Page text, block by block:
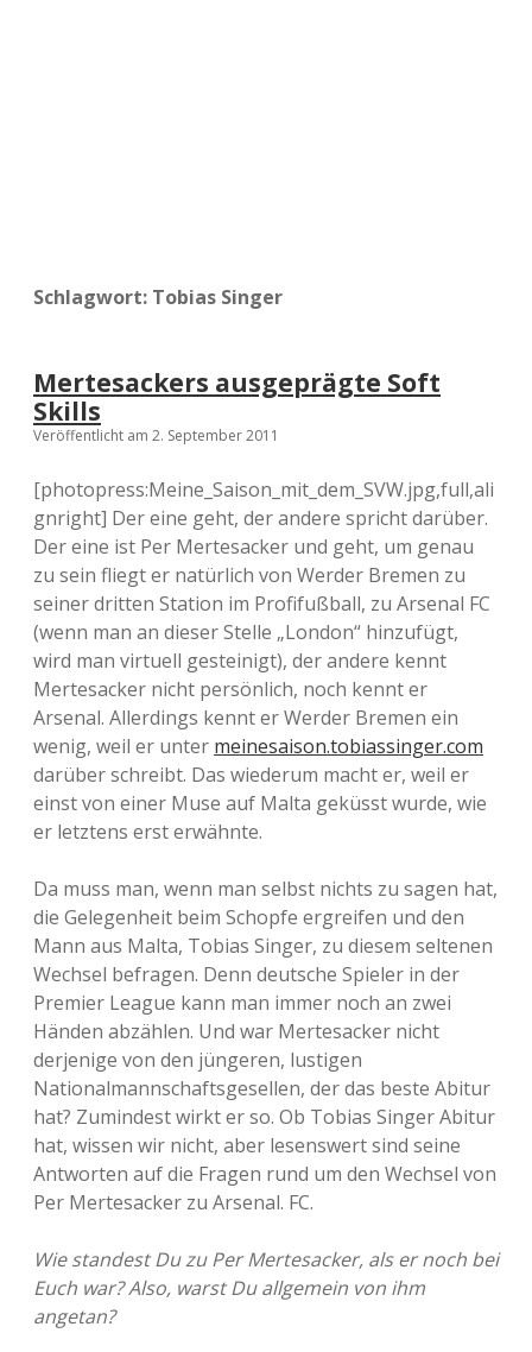
Schlagwort: Tobias Singer
Mertesackers ausgeprägte Soft
Skills
Veröffentlicht am 2. September 2011
[photopress:Meine_Saison_mit_dem_SVW.jpg,full,ali
gnright] Der eine geht, der andere spricht darüber.
Der eine ist Per Mertesacker und geht, um genau
zu sein fliegt er natürlich von Werder Bremen zu
seiner dritten Station im Profifußball, zu Arsenal FC
(wenn man an dieser Stelle „London“ hinzufügt,
wird man virtuell gesteinigt), der andere kennt
Mertesacker nicht persönlich, noch kennt er
Arsenal. Allerdings kennt er Werder Bremen ein
wenig, weil er unter meinesaison.tobiassinger.com
darüber schreibt. Das wiederum macht er, weil er
einst von einer Muse auf Malta geküsst wurde, wie
er letztens erst erwähnte.
Da muss man, wenn man selbst nichts zu sagen hat,
die Gelegenheit beim Schopfe ergreifen und den
Mann aus Malta, Tobias Singer, zu diesem seltenen
Wechsel befragen. Denn deutsche Spieler in der
Premier League kann man immer noch an zwei
Händen abzählen. Und war Mertesacker nicht
derjenige von den jüngeren, lustigen
Nationalmannschaftsgesellen, der das beste Abitur
hat? Zumindest wirkt er so. Ob Tobias Singer Abitur
hat, wissen wir nicht, aber lesenswert sind seine
Antworten auf die Fragen rund um den Wechsel von
Per Mertesacker zu Arsenal. FC.
Wie standest Du zu Per Mertesacker, als er noch bei
Euch war? Also, warst Du allgemein von ihm
angetan?